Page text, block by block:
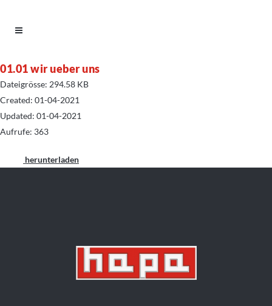
01.01 wir ueber uns
Dateigrösse: 294.58 KB
Created: 01-04-2021
Updated: 01-04-2021
Aufrufe: 363
herunterladen